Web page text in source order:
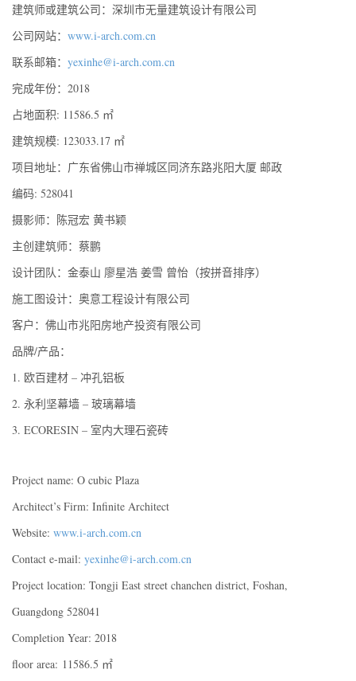
建筑师或建筑公司：深圳市无量建筑设计有限公司
公司网站： www.i-arch.com.cn
联系邮箱： yexinhe@i-arch.com.cn
完成年份：2018
占地面积: 11586.5 ㎡
建筑规模: 123033.17 ㎡
项目地址：广东省佛山市禅城区同济东路兆阳大厦 邮政
编码: 528041
摄影师：陈冠宏 黄书颖
主创建筑师：蔡鹏
设计团队：金泰山 廖星浩 姜雪 曾怡（按拼音排序）
施工图设计：奥意工程设计有限公司
客户：佛山市兆阳房地产投资有限公司
品牌/产品：
1. 欧百建材 – 冲孔铝板
2. 永利坚幕墙 – 玻璃幕墙
3. ECORESIN – 室内大理石瓷砖
Project name: O cubic Plaza
Architect’s Firm: Infinite Architect
Website: www.i-arch.com.cn
Contact e-mail: yexinhe@i-arch.com.cn
Project location: Tongji East street chanchen district, Foshan,
Guangdong 528041
Completion Year: 2018
floor area: 11586.5 ㎡